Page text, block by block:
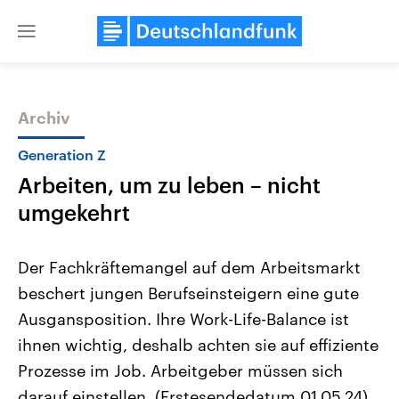
Close
Themen
Landtagswahl Sachsen-Anhalt
2026
Alle Informationen
Sachsen-Anhalt wählt am 6.
September 2026 einen neuen
Landtag. Seit 2021 wird das
Bundesland von einer Koalition aus
USA
Aktuelle Beiträge,
Hintergründe
Wirtschaftlich und
gehören die Vereinigten
den mächtigsten Ländern
mit großem Einfluss auf
Archiv
Generation Z
Arbeiten, um zu leben – nicht
umgekehrt
Der Fachkräftemangel auf dem Arbeitsmarkt
beschert jungen Berufseinsteigern eine gute
Ausgansposition. Ihre Work-Life-Balance ist
ihnen wichtig, deshalb achten sie auf effiziente
Prozesse im Job. Arbeitgeber müssen sich